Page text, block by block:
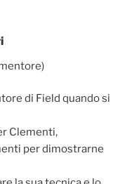
di Field quando si
Clementi,
per dimostrarne